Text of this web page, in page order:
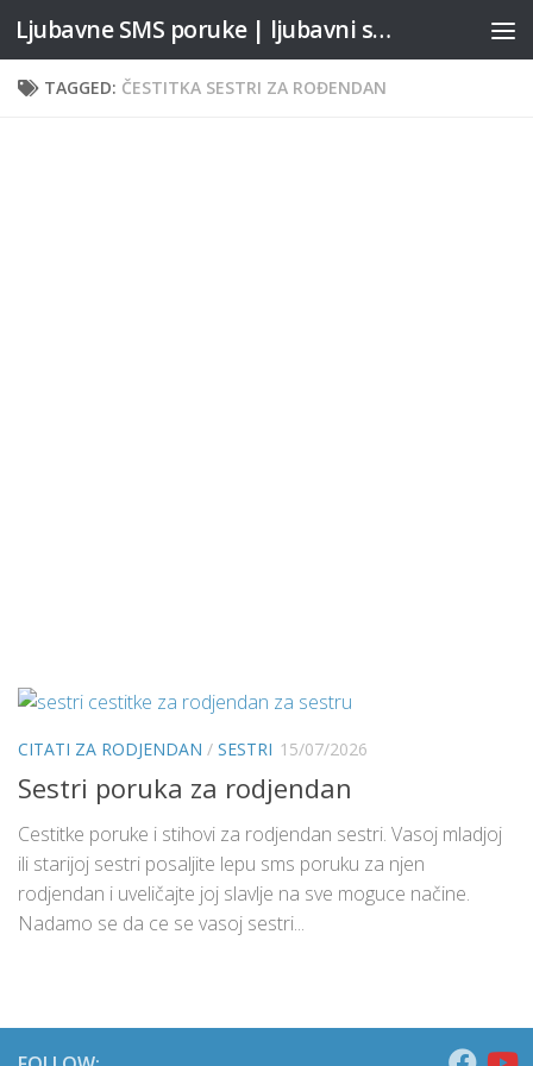
Skip to content Ljubavne SMS poruke | ljubavni stihovi
TAGGED: ČESTITKA SESTRI ZA ROĐENDAN
CITATI ZA RODJENDAN / SESTRI 15/07/2026
Sestri poruka za rodjendan
Cestitke poruke i stihovi za rodjendan sestri. Vasoj mladjoj
ili starijoj sestri posaljite lepu sms poruku za njen
rodjendan i uveličajte joj slavlje na sve moguce načine.
Nadamo se da ce se vasoj sestri...